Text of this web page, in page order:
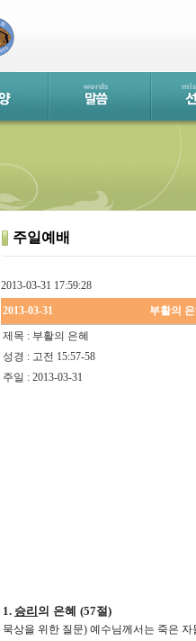
주일예배
2013-03-31 17:59:28
2013-03-31
부활의
제목 : 부활의 은혜
성경 : 고전 15:57-58
주일 : 2013-03-31
1. 승리 의 은혜 (57절)
묵상을 위한 질문) 예수님께서는 죽은